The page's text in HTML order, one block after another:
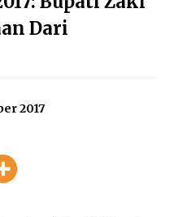
Tangerang Ikuti Donor
Walk Kementerian
Pemasyarakatan
Layar Percepat
di Maluku Utara
Dari
2017